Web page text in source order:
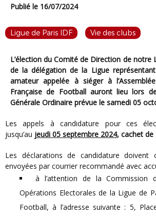
Publié le 16/07/2024
Ligue de Paris IDF Vie des clubs
L’élection du Comité de Direction de notre Ligue ainsi que celle
de la délégation de la Ligue
amateur appelée à siéger à
Française de Football auront lieu lors
Générale Ordinaire prévue le samedi 05
Les appels à candidature pour ces élections sont ouverts
jusqu’au jeudi 05 septembre 2024, cachet
Les déclarations de candidature doivent obligatoirement être
envoyées par courrier recommandé avec
à l’attention de la Commission
Opérations Electorales de la Ligue de
Football, à l’adresse suivante : 5,